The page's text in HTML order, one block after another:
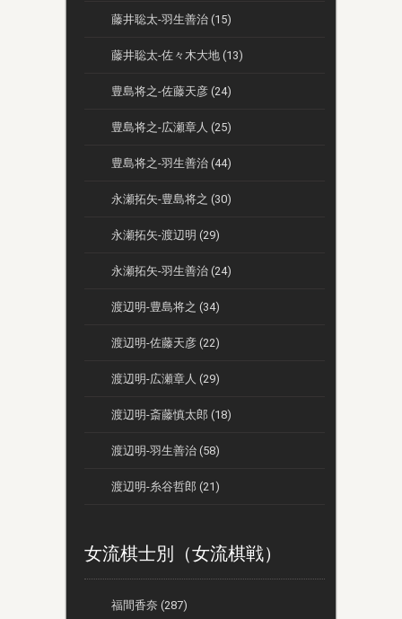
藤井聡太-羽生善治 (15)
藤井聡太-佐々木大地 (13)
豊島将之-佐藤天彦 (24)
豊島将之-広瀬章人 (25)
豊島将之-羽生善治 (44)
永瀬拓矢-豊島将之 (30)
永瀬拓矢-渡辺明 (29)
永瀬拓矢-羽生善治 (24)
渡辺明-豊島将之 (34)
渡辺明-佐藤天彦 (22)
渡辺明-広瀬章人 (29)
渡辺明-斎藤慎太郎 (18)
渡辺明-羽生善治 (58)
渡辺明-糸谷哲郎 (21)
女流棋士別（女流棋戦）
福間香奈 (287)